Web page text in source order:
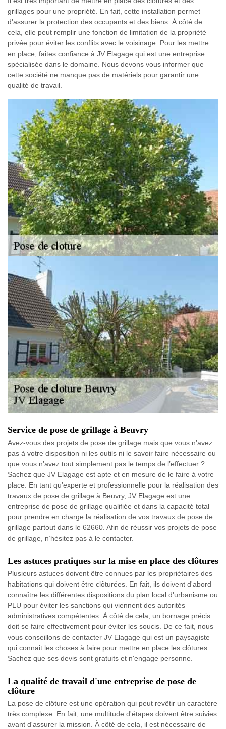
grillages pour une propriété. En fait, cette installation permet
d'assurer la protection des occupants et des biens. À côté de
cela, elle peut remplir une fonction de limitation de la propriété
privée pour éviter les conflits avec le voisinage. Pour les mettre
en place, faites confiance à JV Elagage qui est une entreprise
spécialisée dans le domaine. Nous devons vous informer que
cette société ne manque pas de matériels pour garantir une
qualité de travail.
Service de pose de grillage à Beuvry
Avez-vous des projets de pose de grillage mais que vous n’avez
pas à votre disposition ni les outils ni le savoir faire nécessaire ou
que vous n’avez tout simplement pas le temps de l’effectuer ?
Sachez que JV Elagage est apte et en mesure de le faire à votre
place. En tant qu’experte et professionnelle pour la réalisation des
travaux de pose de grillage à Beuvry, JV Elagage est une
entreprise de pose de grillage qualifiée et dans la capacité total
pour prendre en charge la réalisation de vos travaux de pose de
grillage partout dans le 62660. Afin de réussir vos projets de pose
de grillage, n’hésitez pas à le contacter.
Les astuces pratiques sur la mise en place des clôtures
Plusieurs astuces doivent être connues par les propriétaires des
habitations qui doivent être clôturées. En fait, ils doivent d'abord
connaître les différentes dispositions du plan local d'urbanisme ou
PLU pour éviter les sanctions qui viennent des autorités
administratives compétentes. À côté de cela, un bornage précis
doit se faire effectivement pour éviter les soucis. De ce fait, nous
vous conseillons de contacter JV Elagage qui est un paysagiste
qui connait les choses à faire pour mettre en place les clôtures.
Sachez que ses devis sont gratuits et n'engage personne.
La qualité de travail d'une entreprise de pose de
clôture
La pose de clôture est une opération qui peut revêtir un caractère
très complexe. En fait, une multitude d'étapes doivent être suivies
avant d'assurer la mission. À côté de cela, il est nécessaire de